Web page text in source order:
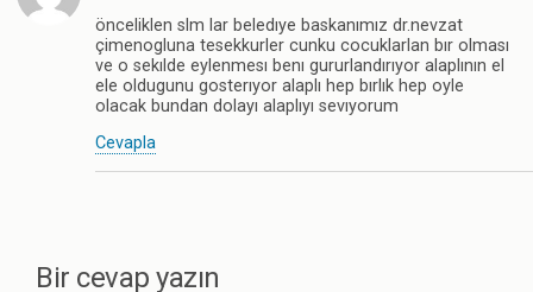
önceliklen slm lar beledıye baskanımız dr.nevzat
çimenogluna tesekkurler cunku cocuklarlan bır olması
ve o sekılde eylenmesı benı gururlandırıyor alaplının el
ele oldugunu gosterıyor alaplı hep bırlık hep oyle
olacak bundan dolayı alaplıyı sevıyorum
Cevapla
Bir cevap yazın